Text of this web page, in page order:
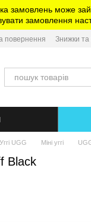
замовлень може
замовлення
повернення Знижки та
Уггі UGG Міні уггі
Black